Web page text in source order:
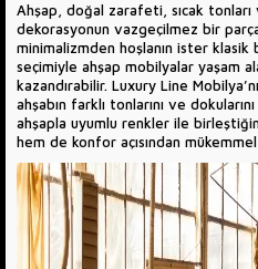
Ahşap, doğal zarafeti, sıcak tonları
dekorasyonun vazgeçilmez bir
minimalizmden hoşlanın ister
seçimiyle ahşap mobilyalar yaşam
kazandırabilir. Luxury Line
ahşabın farklı tonlarını ve
ahşapla uyumlu renkler ile
hem de konfor açısından